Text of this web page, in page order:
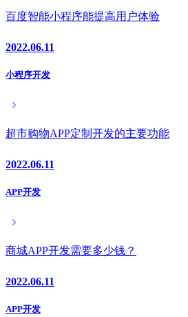
百度智能小程序能提高用户体验
2022.06.11
小程序开发
超市购物APP定制开发的主要功能
2022.06.11
APP开发
商城APP开发需要多少钱？
2022.06.11
APP开发